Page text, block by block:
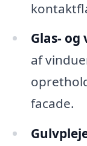
Glas-
af
facade.